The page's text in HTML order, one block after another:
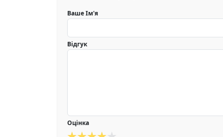
Ваше Ім'я
Відгук
Оцінка